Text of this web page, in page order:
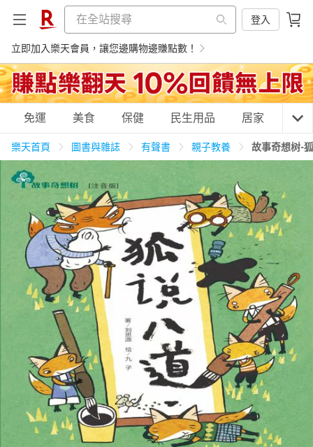
登入
立即加入樂天會員，讓您邊購物邊賺點數！
購物網分類
天天免運 美食蛋糕 養生保健
居家生活 3C家電 運動休閒 親子玩具
女裝 化妝保養 情趣用品
日本購物 電子/紙本書
HOT
免運 美食 保健 民生用品 居家 3C
樂天首頁 圖書與雜誌 有聲書 親子教養 故事奇想树-